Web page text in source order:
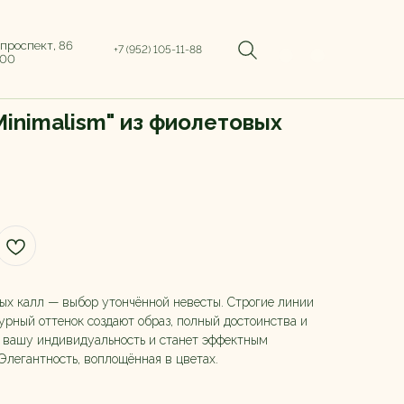
86
+7 (952) 105-11-88
из фиолетовых
калл — выбор утончённой невесты. Строгие линии
оттенок создают образ, полный достоинства и
индивидуальность и станет эффектным
воплощённая в цветах.